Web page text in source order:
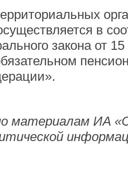
в
закона от
материалам ИА